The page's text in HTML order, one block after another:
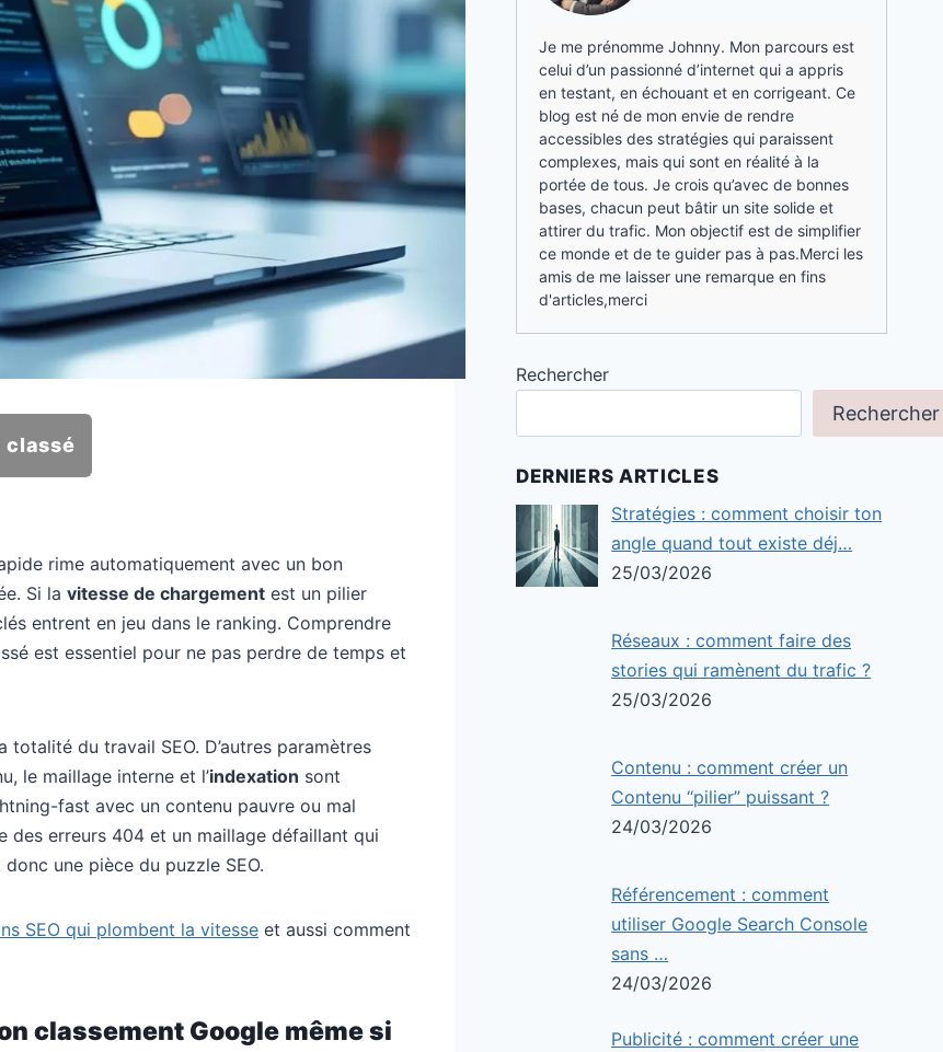
classé
rime automatiquement avec un bon
Si la vitesse de chargement est un pilier
entrent en jeu dans le ranking. Comprendre
est essentiel pour ne pas perdre de temps et
totalité du travail SEO. D’autres paramètres
le maillage interne et l’indexation sont
fast avec un contenu pauvre ou mal
des erreurs 404 et un maillage défaillant qui
une pièce du puzzle SEO.
SEO qui plombent la vitesse et aussi comment
classement Google même si
Je me prénomme Johnny. Mon parcours est
celui d’un passionné d’internet qui a appris
en testant, en échouant et en corrigeant. Ce
blog est né de mon envie de rendre
accessibles des stratégies qui paraissent
complexes, mais qui sont en réalité à la
portée de tous. Je crois qu’avec de bonnes
bases, chacun peut bâtir un site solide et
attirer du trafic. Mon objectif est de simplifier
ce monde et de te guider pas à pas.Merci les
amis de me laisser une remarque en fins
d'articles,merci
Rechercher
Rechercher
DERNIERS ARTICLES
Stratégies : comment choisir ton
angle quand tout existe déj…
25/03/2026
Réseaux : comment faire des
stories qui ramènent du trafic ?
25/03/2026
Contenu : comment créer un
Contenu “pilier” puissant ?
24/03/2026
Référencement : comment
utiliser Google Search Console
sans …
24/03/2026
Publicité : comment créer une